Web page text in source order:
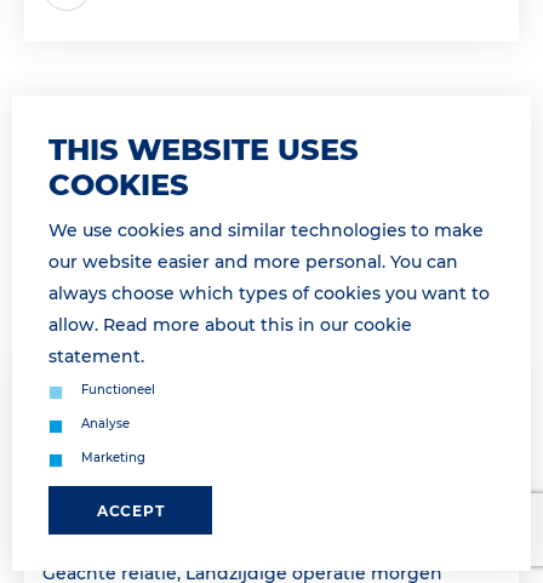
30 March 2026 11:50
GATE GESLOTEN OP DINSDAG 31
MAART VAN 13H00 TOT 16H45 /GATE
CLOSED TUESDAY, MARCH 31ST FROM
13H00 TO16H45
Geachte relatie, Landzijdige operatie morgen
THIS WEBSITE USES
COOKIES
We use cookies and similar technologies to make
our website easier and more personal. You can
always choose which types of cookies you want to
allow. Read more about this in our cookie
statement.
Functioneel
Analyse
Marketing
ACCEPT